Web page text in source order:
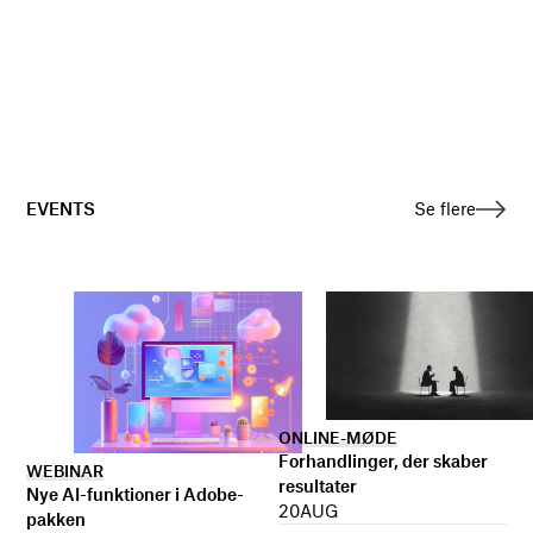
EVENTS Se flere
WEBINAR
Nye AI-funktioner i Adobe-
pakken
ONLINE-MØDE
Forhandlinger, der skaber
resultater
20AUG